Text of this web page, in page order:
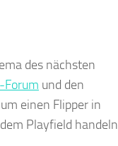
des nächsten
Forum und den
einen Flipper in
Playfield handeln